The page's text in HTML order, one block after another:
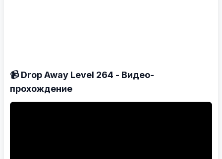
📹 Drop Away Level 264 - Видео-
прохождение